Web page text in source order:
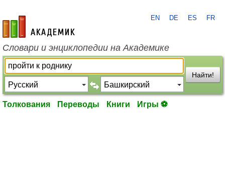
academic.ru
EN DE ES FR
Словари и энциклопедии на Академике
Найти!
Толкования Переводы Книги Игры ⚽